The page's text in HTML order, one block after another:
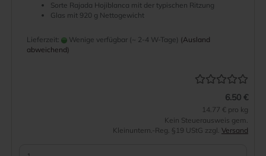
Sorte Rajada Hojiblanca mit der typischen Ritzung
Glas mit 920 g Nettogewicht
Lieferzeit: Wenige verfügbar (~ 2-4 W-Tage) (Ausland
abweichend)
6.50 €
14.77 € pro kg
Kein Steuerausweis gem.
Kleinuntern.-Reg. §19 UStG zzgl. Versand